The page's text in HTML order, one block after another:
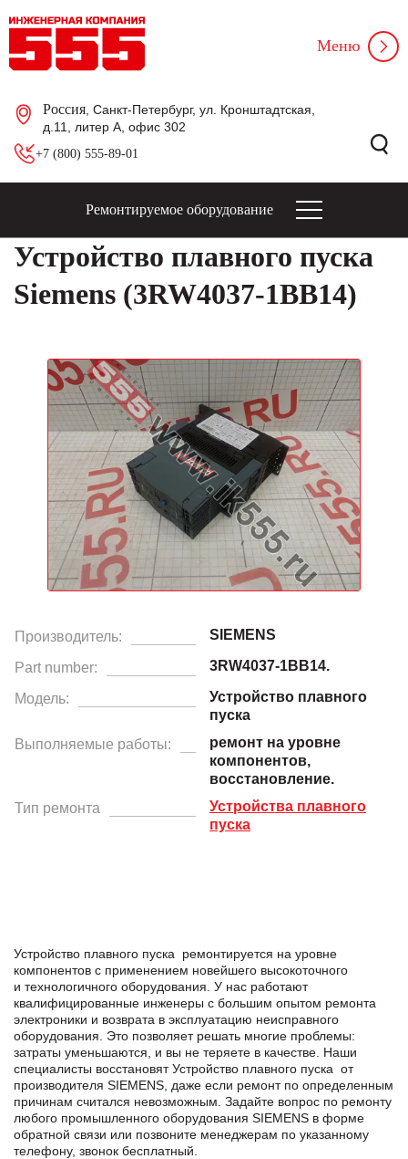
Россия , Санкт-Петербург, ул. Кронштадтская,
д.11, литер А, офис 302
+7 (800) 555-89-01
Меню
Ремонтируемое оборудование
Устройство плавного пуска
Siemens (3RW4037-1BB14)
Производитель: SIEMENS
Part number: 3RW4037-1BB14.
Модель:
Устройство плавного
пуска
Выполняемые работы:
ремонт на уровне
компонентов,
восстановление.
Тип ремонта
Устройства плавного
пуска
Устройство плавного пуска ремонтируется на уровне
компонентов с применением новейшего высокоточного
и технологичного оборудования. У нас работают
квалифицированные инженеры с большим опытом ремонта
электроники и возврата в эксплуатацию неисправного
оборудования. Это позволяет решать многие проблемы:
затраты уменьшаются, и вы не теряете в качестве. Наши
специалисты восстановят Устройство плавного пуска от
производителя SIEMENS, даже если ремонт по определенным
причинам считался невозможным. Задайте вопрос по ремонту
любого промышленного оборудования SIEMENS в формe
обратной связи или позвоните менеджерам по указанному
телефону, звонок бесплатный.